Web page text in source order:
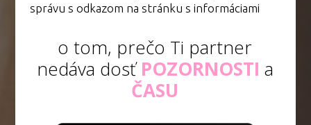
správu s odkazom na stránku s informáciami
o tom, prečo Ti partner
nedáva dosť POZORNOSTI a
ČASU